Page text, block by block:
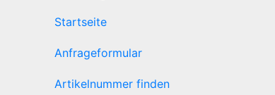
Startseite
Anfrageformular
Artikelnummer finden